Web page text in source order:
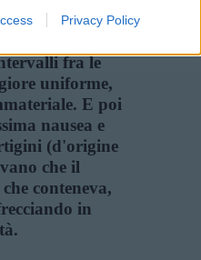
Privacy Policy
basso, né a
fra le
uniforme,
E poi
nausea e
(d'origine
che il
conteneva,
in